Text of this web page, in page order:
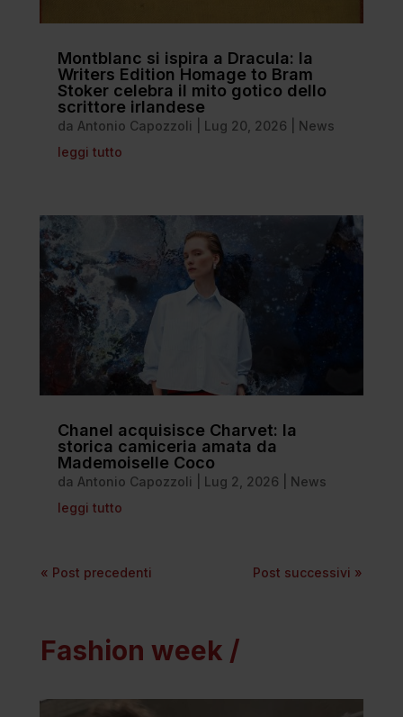
Montblanc si ispira a Dracula: la
Writers Edition Homage to Bram
Stoker celebra il mito gotico dello
scrittore irlandese
da Antonio Capozzoli Lug 20, 2026
News
leggi tutto
Chanel acquisisce Charvet: la
storica camiceria amata da
Mademoiselle Coco
da Antonio Capozzoli Lug 2, 2026
News
leggi tutto
« Post precedenti Post successivi »
Fashion week /